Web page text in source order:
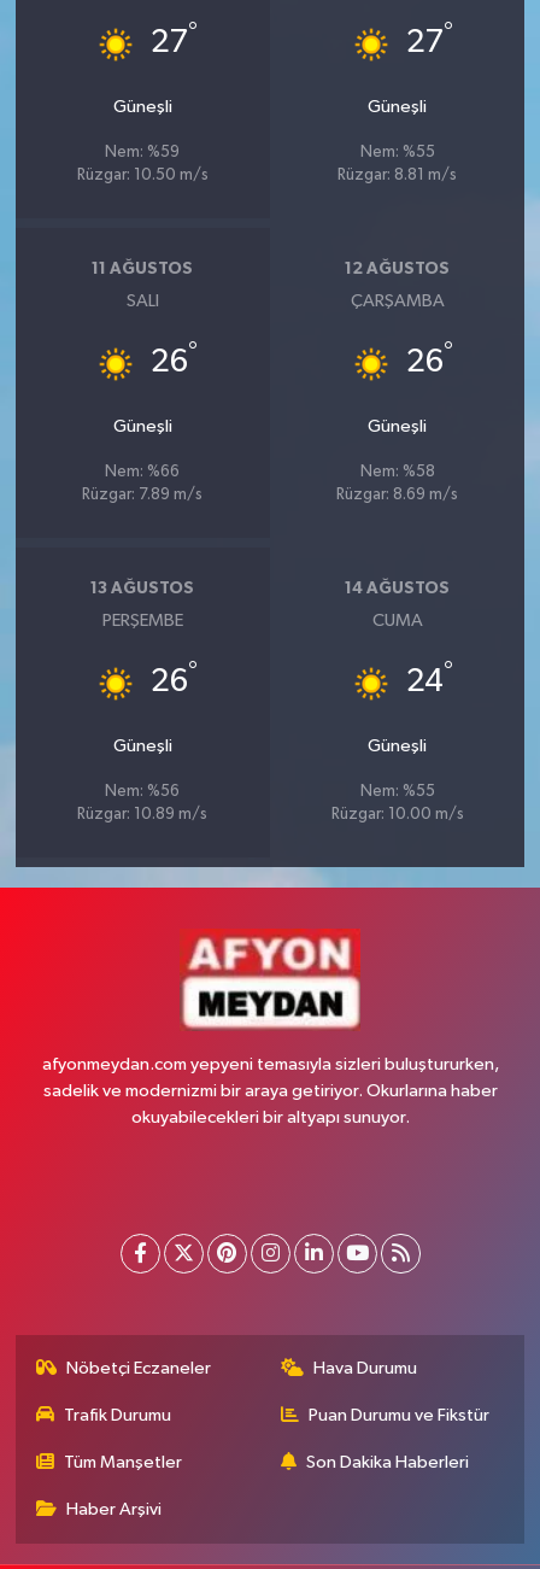
27°
Güneşli
Nem: %59
Rüzgar: 10.50 m/s
27°
Güneşli
Nem: %55
Rüzgar: 8.81 m/s
11 AĞUSTOS
SALI
26°
Güneşli
Nem: %66
Rüzgar: 7.89 m/s
12 AĞUSTOS
ÇARŞAMBA
26°
Güneşli
Nem: %58
Rüzgar: 8.69 m/s
13 AĞUSTOS
PERŞEMBE
26°
Güneşli
Nem: %56
Rüzgar: 10.89 m/s
14 AĞUSTOS
CUMA
24°
Güneşli
Nem: %55
Rüzgar: 10.00 m/s
afyonmeydan.com yepyeni temasıyla sizleri buluştururken,
sadelik ve modernizmi bir araya getiriyor. Okurlarına haber
okuyabilecekleri bir altyapı sunuyor.
Nöbetçi Eczaneler Hava Durumu
Trafik Durumu Puan Durumu ve Fikstür
Tüm Manşetler Son Dakika Haberleri
Haber Arşivi